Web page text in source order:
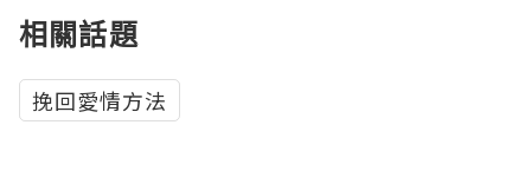
相關話題
挽回愛情方法